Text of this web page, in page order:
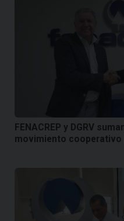
FENACREP y DGRV
movimiento cooperativo